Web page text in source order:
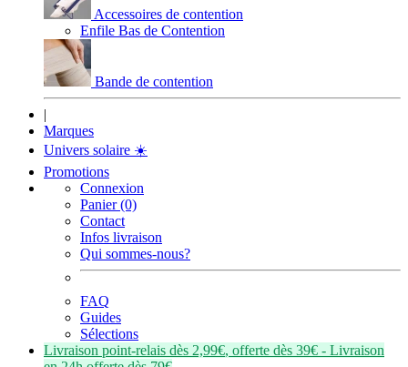
Accessoires de contention
Enfile Bas de Contention
Bande de contention
|
Marques
Univers solaire ☀️
Promotions
Connexion
Panier (0)
Contact
Infos livraison
Qui sommes-nous?
FAQ
Guides
Sélections
Livraison point-relais dès 2,99€, offerte dès 39€ - Livraison